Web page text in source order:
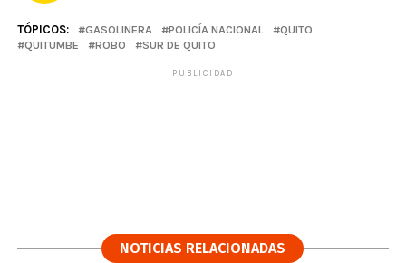
TÓPICOS: GASOLINERA POLICÍA NACIONAL
QUITO
QUITUMBE
ROBO SUR DE QUITO
PUBLICIDAD
NOTICIAS RELACIONADAS